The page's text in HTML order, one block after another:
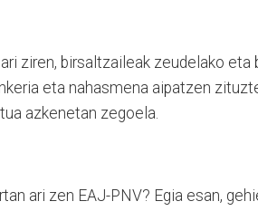
ziren, birsaltzaileak zeudelako
eta nahasmena aipatzen
azkenetan zegoela.
ari zen EAJ-PNV? Egia esan,